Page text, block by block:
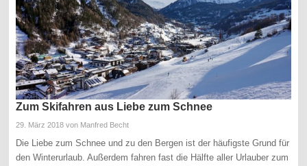
Zum Skifahren aus Liebe zum Schnee
29. März 2018 von Manfred Becht
Die Liebe zum Schnee und zu den Bergen ist der häufigste Grund für
den Winterurlaub. Außerdem fahren fast die Hälfte aller Urlauber zum